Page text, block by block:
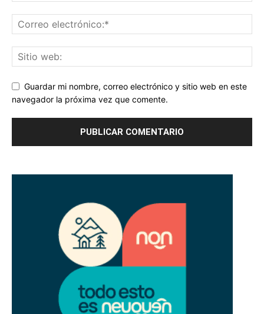
Guardar mi nombre, correo electrónico y sitio web en este
navegador la próxima vez que comente.